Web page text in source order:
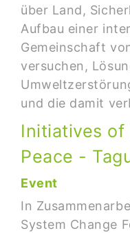
über Land,
Aufbau einer
Gemeinschaft
versuchen,
und die damit
Initiatives of
Peace -
Event
In
System Change